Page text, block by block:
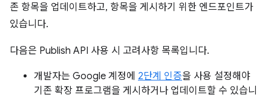
존 항목을 업데이트하고, 항목을 게시하기 위한 엔드포인트가
있습니다.
다음은 Publish API 사용 시 고려사항 목록입니다.
개발자는 Google 계정에 2단계 인증을 사용 설정해야
기존 확장 프로그램을 게시하거나 업데이트할 수 있습니